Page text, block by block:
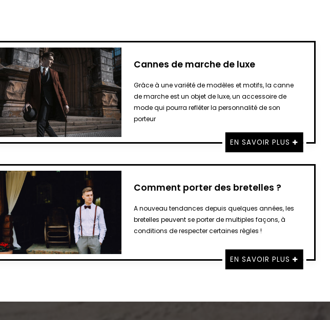
Cannes de marche de luxe
Grâce à une variété de modèles et motifs, la canne
de marche est un objet de luxe, un accessoire de
mode qui pourra refléter la personnalité de son
porteur
EN SAVOIR PLUS
Comment porter des bretelles ?
A nouveau tendances depuis quelques années, les
bretelles peuvent se porter de multiples façons, à
conditions de respecter certaines règles !
EN SAVOIR PLUS